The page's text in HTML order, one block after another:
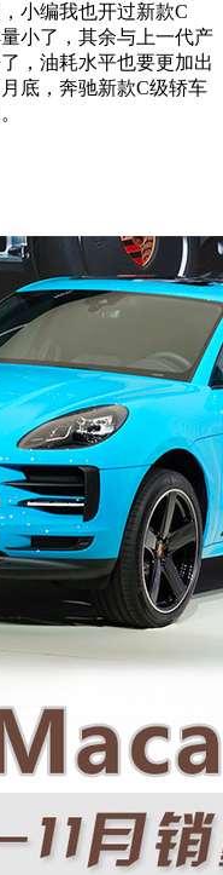
小编我也开过新款C
小了，其余与上一代产
，油耗水平也要更加出
底，奔驰新款C级轿车